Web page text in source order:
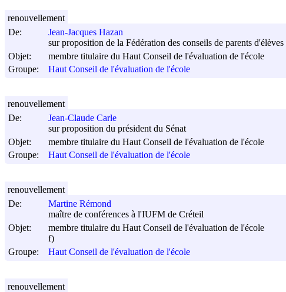
De:
Jean-Jacques Hazan
sur proposition de la Fédération des conseils de parents
Objet:
membre titulaire du Haut Conseil de l'évaluation de l'école
Groupe:
Haut Conseil de l'évaluation de l'école
renouvellement
De:
Jean-Claude Carle
sur proposition du président du Sénat
Objet:
membre titulaire du Haut Conseil de l'évaluation de l'école
Groupe:
Haut Conseil de l'évaluation de l'école
renouvellement
De:
Martine Rémond
maître de conférences à l'IUFM de Créteil
Objet:
membre titulaire du Haut Conseil de l'évaluation de l'école
f)
Groupe:
Haut Conseil de l'évaluation de l'école
renouvellement
renouvellement